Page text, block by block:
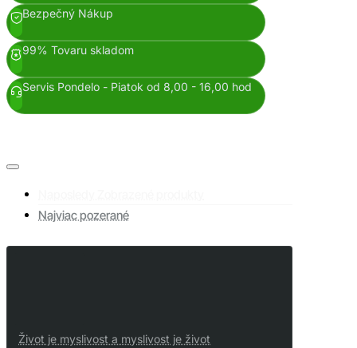
Bezpečný Nákup
99% Tovaru skladom
Servis Pondelo - Piatok od 8,00 - 16,00 hod
Najviac pozerané
Život je myslivost a myslivost je život